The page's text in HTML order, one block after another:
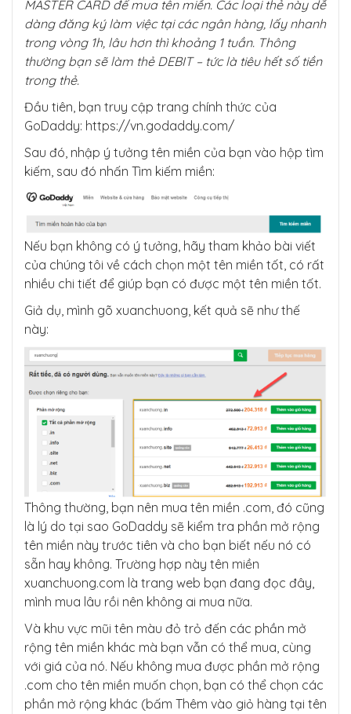
MASTER CARD để mua tên miền. Các loại thẻ này dễ
dàng đăng ký làm việc tại các ngân hàng, lấy nhanh
trong vòng 1h, lâu hơn thì khoảng 1 tuần. Thông
thường bạn sẽ làm thẻ DEBIT – tức là tiêu hết số tiền
trong thẻ.
Đầu tiên, bạn truy cập trang chính thức của
GoDaddy: https://vn.godaddy.com/
Sau đó, nhập ý tưởng tên miền của bạn vào hộp tìm
kiếm, sau đó nhấn Tìm kiếm miền:
Nếu bạn không có ý tưởng, hãy tham khảo bài viết
của chúng tôi về cách chọn một tên miền tốt, có rất
nhiều chi tiết để giúp bạn có được một tên miền tốt.
Giả dụ, mình gõ xuanchuong, kết quả sẽ như thế
này:
Thông thường, bạn nên mua tên miền .com, đó cũng
là lý do tại sao GoDaddy sẽ kiểm tra phần mở rộng
tên miền này trước tiên và cho bạn biết nếu nó có
sẵn hay không. Trường hợp này tên miền
xuanchuong.com là trang web bạn đang đọc đây,
mình mua lâu rồi nên không ai mua nữa.
Và khu vực mũi tên màu đỏ trỏ đến các phần mở
rộng tên miền khác mà bạn vẫn có thể mua, cùng
với giá của nó. Nếu không mua được phần mở rộng
.com cho tên miền muốn chọn, bạn có thể chọn các
phần mở rộng khác (bấm Thêm vào giỏ hàng tại tên